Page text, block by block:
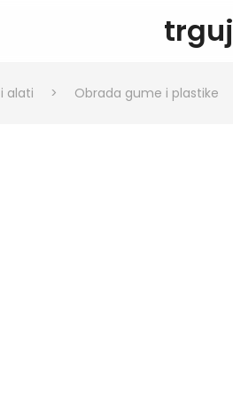
trguj
alati > Obrada gume i plastike